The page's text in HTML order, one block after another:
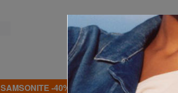
SAMSONITE -40% | -50% | -60% | -70% &